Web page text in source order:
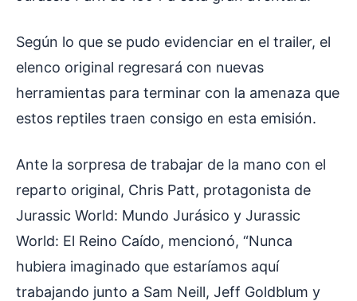
Según lo que se pudo evidenciar en el trailer, el
elenco original regresará con nuevas
herramientas para terminar con la amenaza que
estos reptiles traen consigo en esta emisión.
Ante la sorpresa de trabajar de la mano con el
reparto original, Chris Patt, protagonista de
Jurassic World: Mundo Jurásico y Jurassic
World: El Reino Caído, mencionó, “Nunca
hubiera imaginado que estaríamos aquí
trabajando junto a Sam Neill, Jeff Goldblum y